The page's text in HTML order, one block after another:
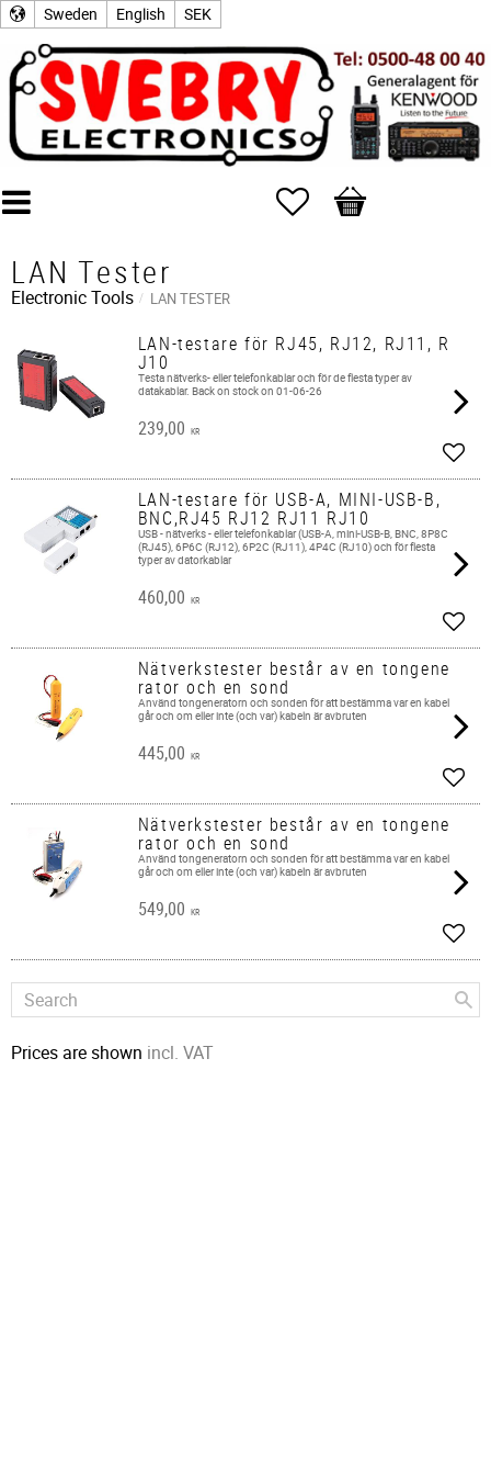
Sweden English SEK
Favorites
Basket
LAN Tester
Electronic Tools LAN TESTER
LAN-testare för RJ45, RJ12, RJ11, R
J10
Testa nätverks- eller telefonkablar och för de flesta typer av
datakablar. Back on stock on 01-06-26
239,00 KR
Add
LAN-testare för USB-A, MINI-USB-B,
BNC,RJ45 RJ12 RJ11 RJ10
USB - nätverks - eller telefonkablar (USB-A, mini-USB-B, BNC, 8P8C
(RJ45), 6P6C (RJ12), 6P2C (RJ11), 4P4C (RJ10) och för flesta
typer av datorkablar
460,00 KR
Add
Nätverkstester består av en tongene
rator och en sond
Använd tongeneratorn och sonden för att bestämma var en kabel
går och om eller inte (och var) kabeln är avbruten
445,00 KR
Add
Nätverkstester består av en tongene
rator och en sond
Använd tongeneratorn och sonden för att bestämma var en kabel
går och om eller inte (och var) kabeln är avbruten
549,00 KR
Add
Prices are shown incl. VAT